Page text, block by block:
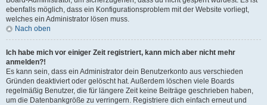
ebenfalls möglich, dass ein Konfigurationsproblem mit der Website vorliegt,
welches ein Administrator lösen muss.
Nach oben
Ich habe mich vor einiger Zeit registriert, kann mich aber nicht mehr
anmelden?!
Es kann sein, dass ein Administrator dein Benutzerkonto aus verschieden
Gründen deaktiviert oder gelöscht hat. Außerdem löschen viele Boards
regelmäßig Benutzer, die für längere Zeit keine Beiträge geschrieben haben,
um die Datenbankgröße zu verringern. Registriere dich einfach erneut und